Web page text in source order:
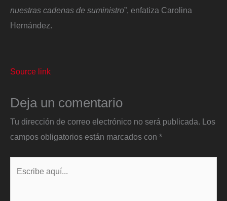
nuestras cadenas de suministro”, enfatiza Carolina
Hernández.
Source link
Deja un comentario
Tu dirección de correo electrónico no será publicada. Los
campos obligatorios están marcados con *